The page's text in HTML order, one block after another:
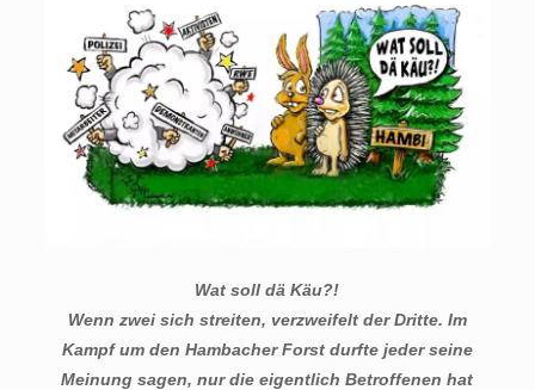
Wat soll dä Käu?!
Wenn zwei sich streiten, verzweifelt der Dritte. Im
Kampf um den Hambacher Forst durfte jeder seine
Meinung sagen,nur die eigentlich Betroffenen hat